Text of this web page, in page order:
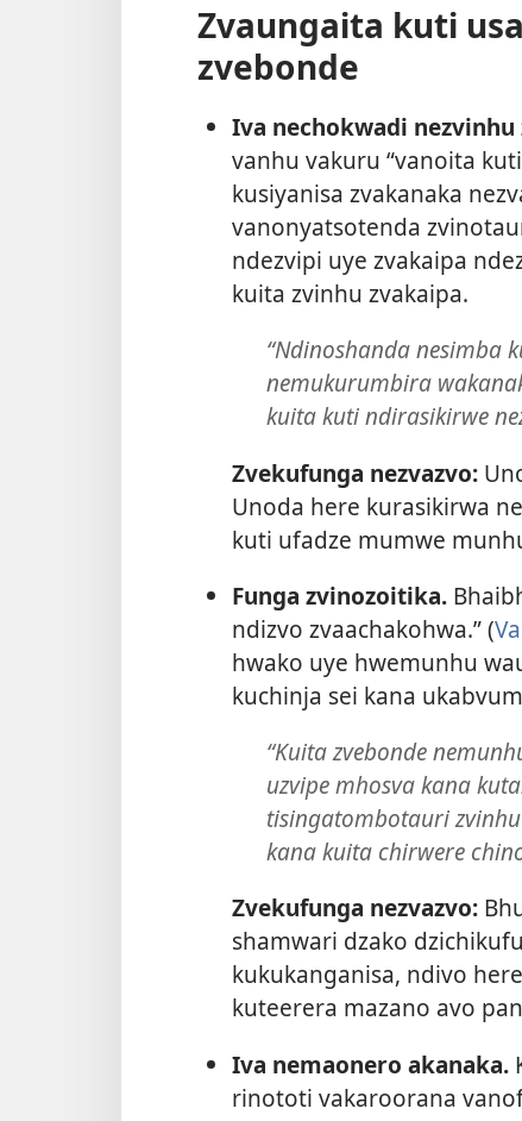
Zvaungaita kuti
zvebonde
Iva nechokwadi nezvinhu
vanhu vakuru “vanoita
kusiyanisa zvakanaka
vanonyatsotenda
ndezvipi uye zvakaipa
kuita zvinhu zvakaipa.
“Ndinoshanda nesimba
nemukurumbira
kuita kuti ndirasikirwe
Zvekufunga nezvazvo:
Unoda here kurasikirwa
kuti ufadze mumwe
Funga zvinozoitika.
ndizvo zvaachakohwa.” (
hwako uye hwemunhu
kuchinja sei kana
“Kuita zvebonde
uzvipe mhosva kana
tisingatombotauri
kana kuita chirwere
Zvekufunga nezvazvo:
shamwari dzako
kukukanganisa, ndivo
kuteerera mazano avo
Iva nemaonero akanaka.
rinototi vakaroorana